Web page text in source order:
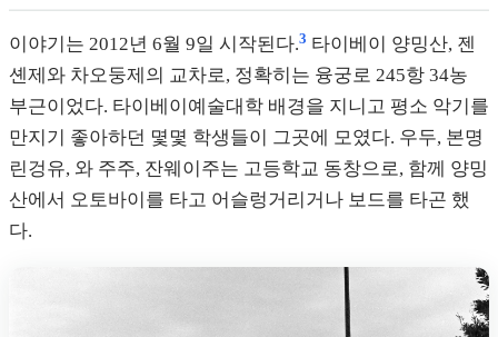
이야기는 2012년 6월 9일 시작된다.3 타이베이 양밍산, 젠
셴제와 차오둥제의 교차로, 정확히는 융궁로 245항 34농
부근이었다. 타이베이예술대학 배경을 지니고 평소 악기를
만지기 좋아하던 몇몇 학생들이 그곳에 모였다. 우두, 본명
린겅유, 와 주주, 잔웨이주는 고등학교 동창으로, 함께 양밍
산에서 오토바이를 타고 어슬렁거리거나 보드를 타곤 했
다.